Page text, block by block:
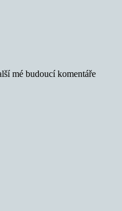
mé budoucí komentáře